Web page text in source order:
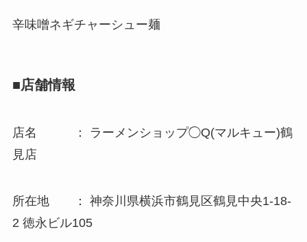
辛味噌ネギチャーシュー麺
■店舗情報
店名 ： ラーメンショップ◯Q(マルキュー)鶴
見店
所在地 ： 神奈川県横浜市鶴見区鶴見中央1-18-
2 徳永ビル105